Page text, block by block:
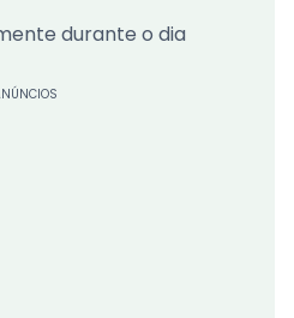
durante o dia